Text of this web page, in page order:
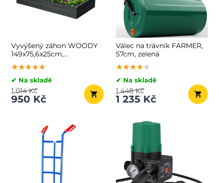
Vyvýšený záhon WOODY
149x75,6x25cm,
antracitová
★★★★★
★★★★★
★★★★★
✔ Na skladě
950 Kč
1 014 Kč
Válec na trávník FARMER,
57cm, zelená
★★★★★
★★★★★
★★★★★
✔ Na skladě
1 235 Kč
1 448 Kč